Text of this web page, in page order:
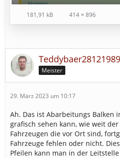
181,91 kB 414 × 896
Teddybaer28121989
Meister
29. März 2023 um 10:17
Ah. Das ist Abarbeitungs Balken
grafisch sehen kann, wie weit
Fahrzeugen die vor Ort sind,
Fahrzeuge fehlen oder nicht.
Pfeilen kann man in der